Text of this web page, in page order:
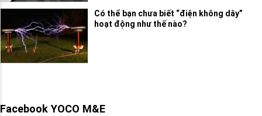
Có thể bạn chưa biết “điện không dây”
hoạt động như thế nào?
Facebook YOCO M&E